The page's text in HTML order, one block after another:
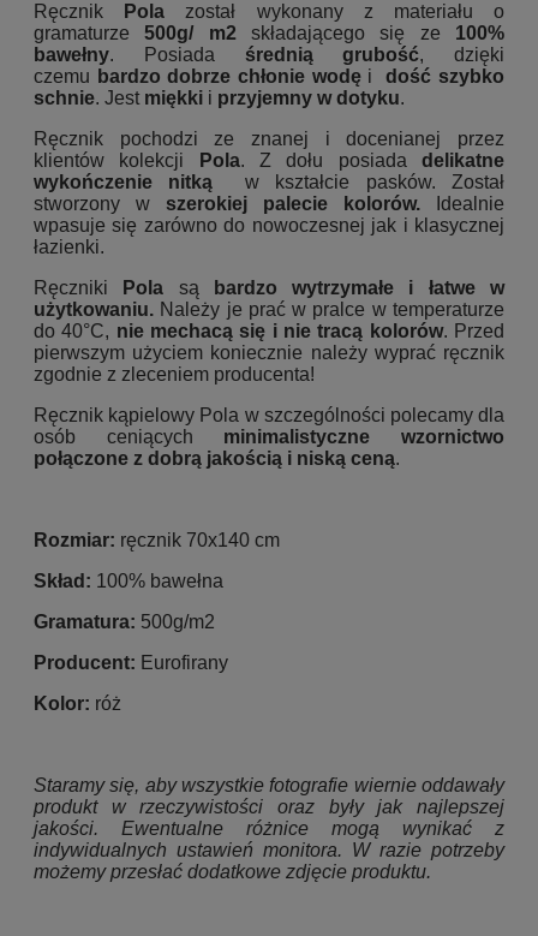
Ręcznik Pola został wykonany z materiału o
gramaturze500g/ m2składającego się ze 100%
bawełny. Posiada średnią grubość, dzięki
czemu bardzo dobrze chłonie wodęidość szybko
schnie. Jest miękki i przyjemny w dotyku.
Ręcznik pochodzi ze znanej i docenianej przez
klientów kolekcji
Pola. Z dołu posiadadelikatne
wykończenie nitką w kształcie pasków. Został
stworzony w szerokiej palecie kolorów.
Idealnie
wpasuje się zarówno do nowoczesnej jak i klasycznej
łazienki.
Ręczniki
Pola są
bardzo wytrzymałe i łatwe w
użytkowaniu. Należy je prać w pralce w temperaturze
do 40°C, nie mechacą się i nie tracą kolorów. Przed
pierwszym użyciem koniecznie należy wyprać ręcznik
zgodnie z zleceniem producenta!
Ręcznik kąpielowy Pola w szczególności polecamy dla
osób ceniących minimalistyczne wzornictwo
połączone z dobrą jakością i niską ceną.
Rozmiar: ręcznik 70x140 cm
Skład: 100% bawełna
Gramatura: 500g/m2
Producent: Eurofirany
Kolor: róż
Staramy się, aby wszystkie fotografie wiernie oddawały
produkt w rzeczywistości oraz były jak najlepszej
jakości. Ewentualne różnice mogą wynikać z
indywidualnych ustawień monitora. W razie potrzeby
możemy przesłać dodatkowe zdjęcie produktu.